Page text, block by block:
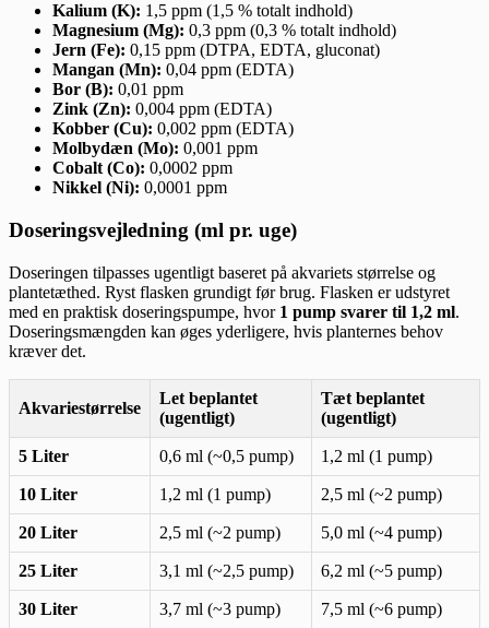
Kalium (K): 1,5 ppm (1,5 % totalt indhold)
Magnesium (Mg): 0,3 ppm (0,3 % totalt indhold)
Jern (Fe): 0,15 ppm (DTPA, EDTA, gluconat)
Mangan (Mn): 0,04 ppm (EDTA)
Bor (B): 0,01 ppm
Zink (Zn): 0,004 ppm (EDTA)
Kobber (Cu): 0,002 ppm (EDTA)
Molbydæn (Mo): 0,001 ppm
Cobalt (Co): 0,0002 ppm
Nikkel (Ni): 0,0001 ppm
Doseringsvejledning (ml pr. uge)
Doseringen tilpasses ugentligt baseret på akvariets størrelse og
plantetæthed. Ryst flasken grundigt før brug. Flasken er udstyret
med en praktisk doseringspumpe, hvor 1 pump svarer til 1,2 ml.
Doseringsmængden kan øges yderligere, hvis planternes behov
kræver det.
Akvariestørrelse
Let beplantet
(ugentligt)
Tæt beplantet
(ugentligt)
5 Liter 0,6 ml (~0,5 pump) 1,2 ml (1 pump)
10 Liter 1,2 ml (1 pump) 2,5 ml (~2 pump)
20 Liter 2,5 ml (~2 pump) 5,0 ml (~4 pump)
25 Liter 3,1 ml (~2,5 pump) 6,2 ml (~5 pump)
30 Liter 3,7 ml (~3 pump) 7,5 ml (~6 pump)